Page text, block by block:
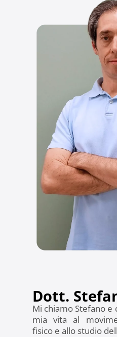
Dott.
Mi chiamo Stefano e
mia vita al
fisico e allo studio